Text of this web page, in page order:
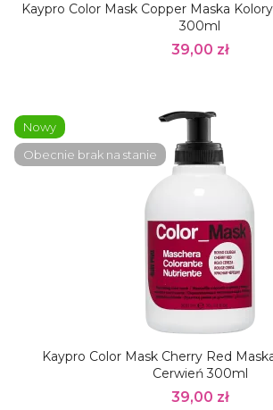
Kaypro Color Mask Copper Maska
300ml
39,00 zł
Kaypro Color Mask Cherry Red
Cerwień 300ml
39,00 zł
Nowy
Obecnie brak na stanie